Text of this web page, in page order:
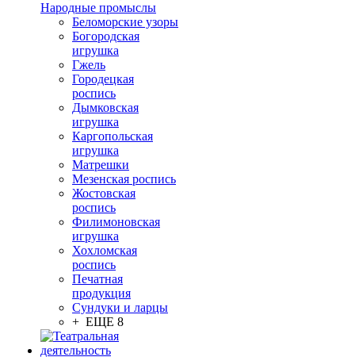
Народные промыслы
Беломорские узоры
Богородская
игрушка
Гжель
Городецкая
роспись
Дымковская
игрушка
Каргопольская
игрушка
Матрешки
Мезенская роспись
Жостовская
роспись
Филимоновская
игрушка
Хохломская
роспись
Печатная
продукция
Сундуки и ларцы
+ ЕЩЕ 8